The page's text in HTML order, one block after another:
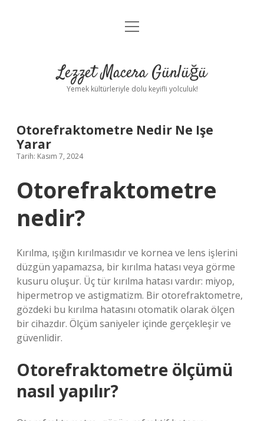
Anasayfa
Yasal Uyarı
menüyü
Lezzet Macera Günlüğü
Yemek kültürleriyle dolu keyifli yolculuk!
Otorefraktometre Nedir Ne Işe
Yarar
Tarih: Kasım 7, 2024
Otorefraktometre
nedir?
Kırılma, ışığın kırılmasıdır ve kornea ve lens işlerini
düzgün yapamazsa, bir kırılma hatası veya görme
kusuru oluşur. Üç tür kırılma hatası vardır: miyop,
hipermetrop ve astigmatizm. Bir otorefraktometre,
gözdeki bu kırılma hatasını otomatik olarak ölçen
bir cihazdır. Ölçüm saniyeler içinde gerçekleşir ve
güvenlidir.
Otorefraktometre ölçümü
nasıl yapılır?